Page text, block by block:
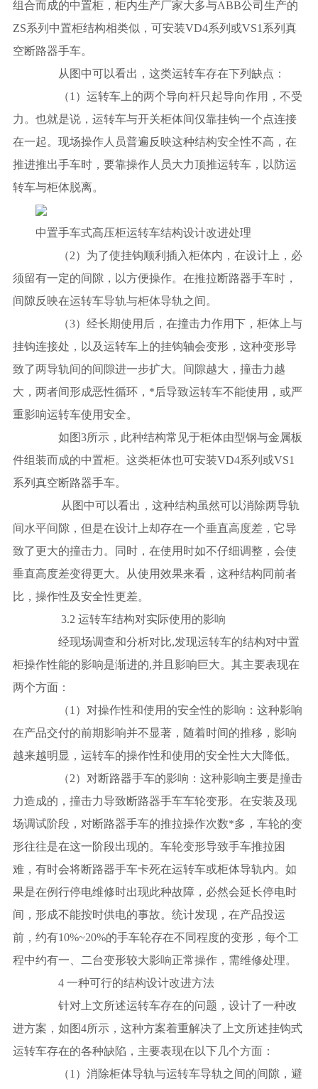
组合而成的中置柜，柜内生产厂家大多与ABB公司生产的
ZS系列中置柜结构相类似，可安装VD4系列或VS1系列真
空断路器手车。
从图中可以看出，这类运转车存在下列缺点：
（1）运转车上的两个导向杆只起导向作用，不受
力。也就是说，运转车与开关柜体间仅靠挂钩一个点连接
在一起。现场操作人员普遍反映这种结构安全性不高，在
推进推出手车时，要靠操作人员大力顶推运转车，以防运
转车与柜体脱离。
中置手车式高压柜运转车结构设计改进处理
（2）为了使挂钩顺利插入柜体内，在设计上，必
须留有一定的间隙，以方便操作。在推拉断路器手车时，
间隙反映在运转车导轨与柜体导轨之间。
（3）经长期使用后，在撞击力作用下，柜体上与
挂钩连接处，以及运转车上的挂钩轴会变形，这种变形导
致了两导轨间的间隙进一步扩大。间隙越大，撞击力越
大，两者间形成恶性循环，*后导致运转车不能使用，或严
重影响运转车使用安全。
如图3所示，此种结构常见于柜体由型钢与金属板
件组装而成的中置柜。这类柜体也可安装VD4系列或VS1
系列真空断路器手车。
从图中可以看出，这种结构虽然可以消除两导轨
间水平间隙，但是在设计上却存在一个垂直高度差，它导
致了更大的撞击力。同时，在使用时如不仔细调整，会使
垂直高度差变得更大。从使用效果来看，这种结构同前者
比，操作性及安全性更差。
3.2 运转车结构对实际使用的影响
经现场调查和分析对比,发现运转车的结构对中置
柜操作性能的影响是渐进的,并且影响巨大。其主要表现在
两个方面：
（1）对操作性和使用的安全性的影响：这种影响
在产品交付的前期影响并不显著，随着时间的推移，影响
越来越明显，运转车的操作性和使用的安全性大大降低。
（2）对断路器手车的影响：这种影响主要是撞击
力造成的，撞击力导致断路器手车车轮变形。在安装及现
场调试阶段，对断路器手车的推拉操作次数*多，车轮的变
形往往是在这一阶段出现的。车轮变形导致手车推拉困
难，有时会将断路器手车卡死在运转车或柜体导轨内。如
果是在例行停电维修时出现此种故障，必然会延长停电时
间，形成不能按时供电的事故。统计发现，在产品投运
前，约有10%~20%的手车轮存在不同程度的变形，每个工
程中约有一、二台变形较大影响正常操作，需维修处理。
4 一种可行的结构设计改进方法
针对上文所述运转车存在的问题，设计了一种改
进方案，如图4所示，这种方案着重解决了上文所述挂钩式
运转车存在的各种缺陷，主要表现在以下几个方面：
（1）消除柜体导轨与运转车导轨之间的间隙，避